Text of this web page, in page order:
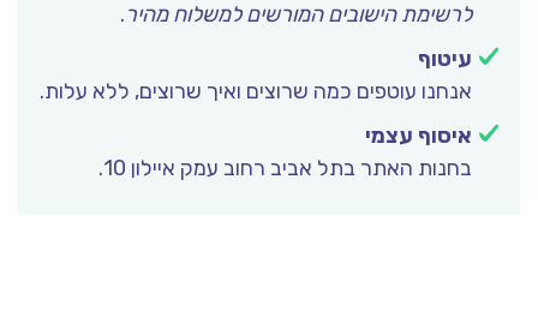
לרשימת הישובים המורשים למשלוח מהיר.
עיטוף
אנחנו עוטפים כמה שרוצים ואיך שרוצים, ללא עלות.
איסוף עצמי
בחנות האתר בתל אביב רחוב עמק איילון 10.